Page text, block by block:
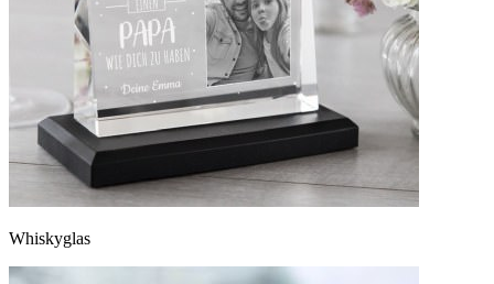
Whiskyglas